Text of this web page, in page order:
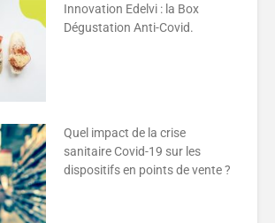
Innovation Edelvi : la Box
Dégustation Anti-Covid.
Quel impact de la crise
sanitaire Covid-19 sur les
dispositifs en points de vente ?